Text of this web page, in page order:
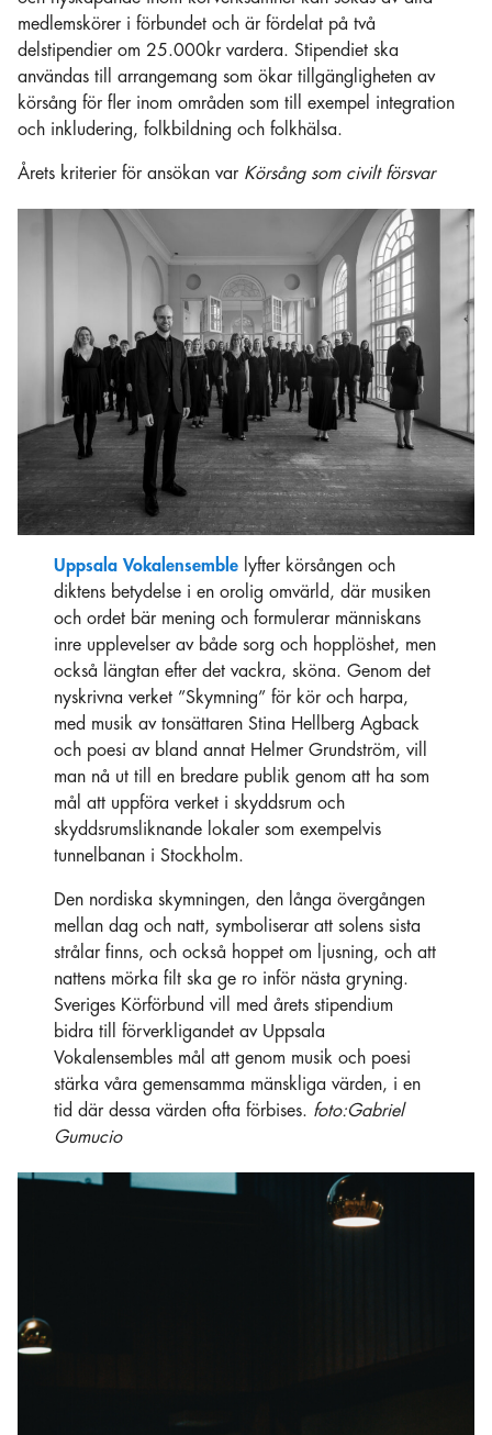
medlemskörer i förbundet och är fördelat på två
delstipendier om 25.000kr vardera. Stipendiet ska
användas till arrangemang som ökar tillgängligheten av
körsång för fler inom områden som till exempel integration
och inkludering, folkbildning och folkhälsa.
Årets kriterier för ansökan var Körsång som civilt försvar
Uppsala Vokalensemble lyfter körsången och
diktens betydelse i en orolig omvärld, där musiken
och ordet bär mening och formulerar människans
inre upplevelser av både sorg och hopplöshet, men
också längtan efter det vackra, sköna. Genom det
nyskrivna verket ”Skymning” för kör och harpa,
med musik av tonsättaren Stina Hellberg Agback
och poesi av bland annat Helmer Grundström, vill
man nå ut till en bredare publik genom att ha som
mål att uppföra verket i skyddsrum och
skyddsrumsliknande lokaler som exempelvis
tunnelbanan i Stockholm.
Den nordiska skymningen, den långa övergången
mellan dag och natt, symboliserar att solens sista
strålar finns, och också hoppet om ljusning, och att
nattens mörka filt ska ge ro inför nästa gryning.
Sveriges Körförbund vill med årets stipendium
bidra till förverkligandet av Uppsala
Vokalensembles mål att genom musik och poesi
stärka våra gemensamma mänskliga värden, i en
tid där dessa värden ofta förbises. foto:Gabriel
Gumucio